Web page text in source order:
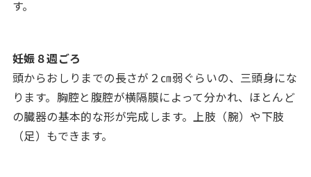
す。
妊娠８週ごろ
頭からおしりまでの長さが２㎝弱ぐらいの、三頭身にな
ります。胸腔と腹腔が横隔膜によって分かれ、ほとんど
の臓器の基本的な形が完成します。上肢（腕）や下肢
（足）もできます。